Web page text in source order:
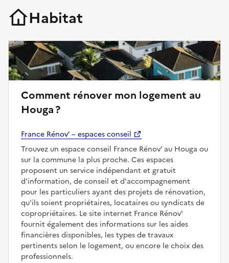
Habitat
Comment rénover mon logement au
Houga ?
France Rénov’ – espaces conseil
Trouvez un espace conseil France Rénov’ au Houga ou
sur la commune la plus proche. Ces espaces
proposent un service indépendant et gratuit
d'information, de conseil et d'accompagnement
pour les particuliers ayant des projets de rénovation,
qu'ils soient propriétaires, locataires ou syndicats de
copropriétaires. Le site internet France Rénov'
fournit également des informations sur les aides
financières disponibles, les types de travaux
pertinents selon le logement, ou encore le choix des
professionnels.